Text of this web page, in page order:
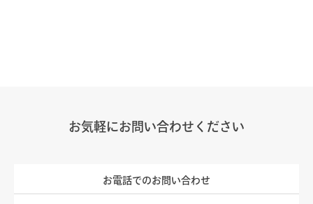
お気軽にお問い合わせください
お電話でのお問い合わせ